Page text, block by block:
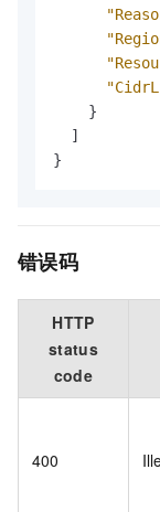
}
]
}
错误码
HTTP
status
code
400